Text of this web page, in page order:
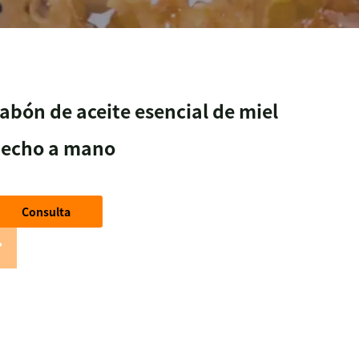
de aceite esencial de miel
a mano
Consulta